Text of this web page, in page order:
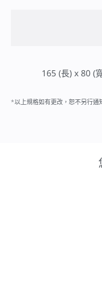
165 (長) x 80 (
*以上規格如有更改，恕不另行通